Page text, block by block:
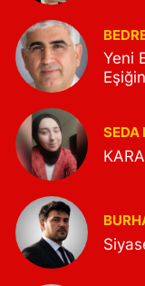
Yeni
SEDA